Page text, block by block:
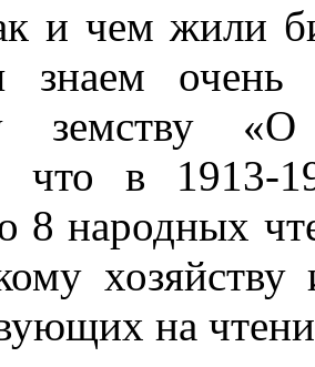
и чем жили
знаем очень
земству «О
что в 1913-
8 народных
на